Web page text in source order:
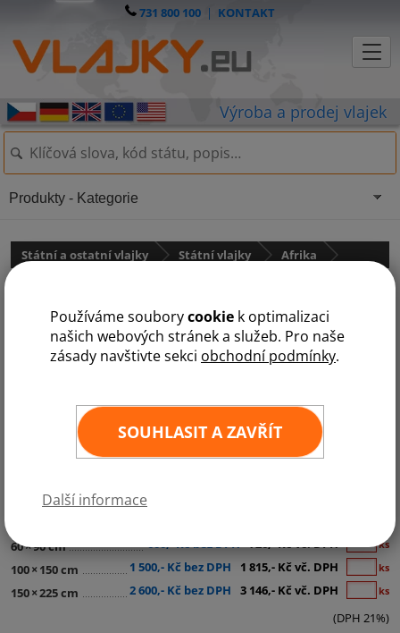
Používáme souborycookie k optimalizaci
našich webových stránek a služeb. Pro naše
zásady navštivte sekci obchodní podmínky.
SOUHLASIT A ZAVŘÍT
Další informace
731 800 100 | KONTAKT
Státní a ostatní vlajky Státní vlajky Afrika
60×90 cm ks
100× 150 cm 1 500,- Kč bez DPH 1 815,- Kč vč. DPH ks
150×225 cm 2 600,- Kč bez DPH 3 146,- Kč vč. DPH ks
(DPH 21%)
Produkty - Kategorie